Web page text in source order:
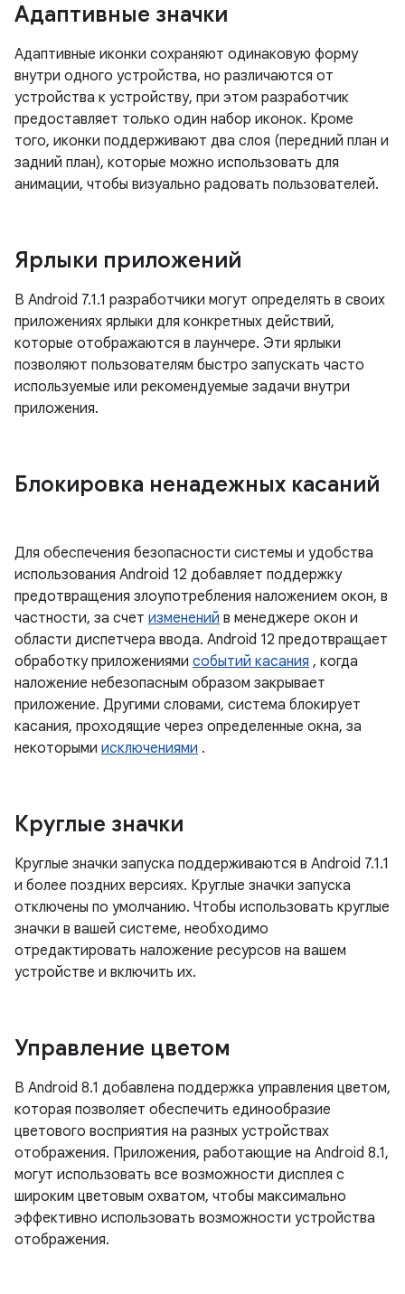
Адаптивные значки
Адаптивные иконки сохраняют одинаковую форму
внутри одного устройства, но различаются от
устройства к устройству, при этом разработчик
предоставляет только один набор иконок. Кроме
того, иконки поддерживают два слоя (передний план и
задний план), которые можно использовать для
анимации, чтобы визуально радовать пользователей.
Ярлыки приложений
В Android 7.1.1 разработчики могут определять в своих
приложениях ярлыки для конкретных действий,
которые отображаются в лаунчере. Эти ярлыки
позволяют пользователям быстро запускать часто
используемые или рекомендуемые задачи внутри
приложения.
Блокировка ненадежных касаний
Для обеспечения безопасности системы и удобства
использования Android 12 добавляет поддержку
предотвращения злоупотребления наложением окон, в
частности, за счет изменений в менеджере окон и
области диспетчера ввода. Android 12 предотвращает
обработку приложениями событий касания , когда
наложение небезопасным образом закрывает
приложение. Другими словами, система блокирует
касания, проходящие через определенные окна, за
некоторыми исключениями .
Круглые значки
Круглые значки запуска поддерживаются в Android 7.1.1
и более поздних версиях. Круглые значки запуска
отключены по умолчанию. Чтобы использовать круглые
значки в вашей системе, необходимо
отредактировать наложение ресурсов на вашем
устройстве и включить их.
Управление цветом
В Android 8.1 добавлена ​​поддержка управления цветом,
которая позволяет обеспечить единообразие
цветового восприятия на разных устройствах
отображения. Приложения, работающие на Android 8.1,
могут использовать все возможности дисплея с
широким цветовым охватом, чтобы максимально
эффективно использовать возможности устройства
отображения.